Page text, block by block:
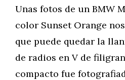
Unas fotos de un BMW
color Sunset Orange
que puede quedar la
de radios en V de
compacto fue